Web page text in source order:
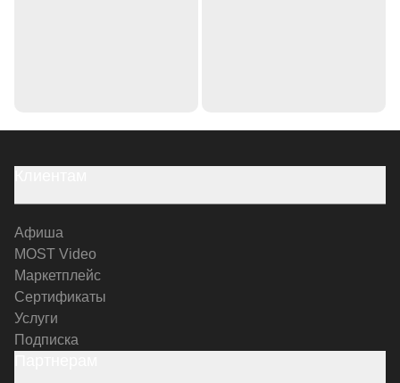
Афиша
MOST Video
Маркетплейс
Сертификаты
Услуги
Подписка